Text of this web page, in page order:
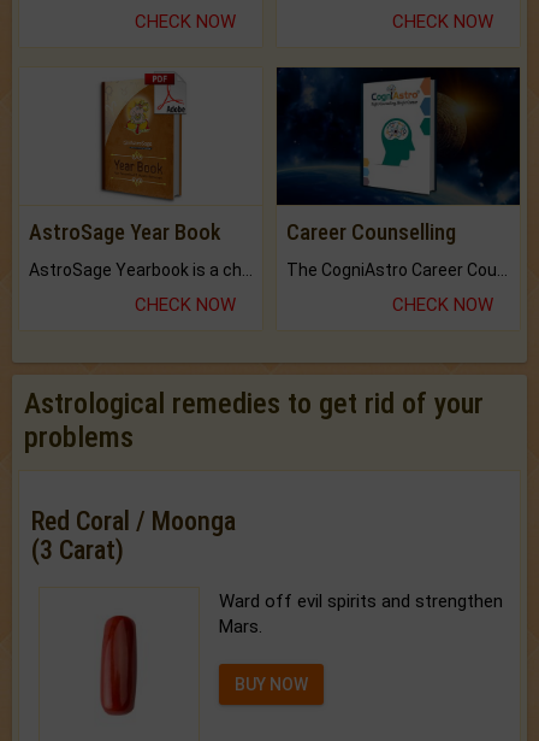
CHECK NOW CHECK NOW
AstroSage Year Book
CHECK NOW
Career Counselling
CHECK NOW
Astrological remedies to get rid of your
problems
Red Coral / Moonga
(3 Carat)
Ward off evil spirits and strengthen
Mars.
BUY NOW